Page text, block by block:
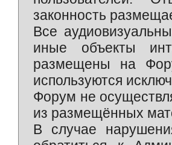
законность
Все
иные объекты
размещены на
используются
Форум не
из размещённых
В случае